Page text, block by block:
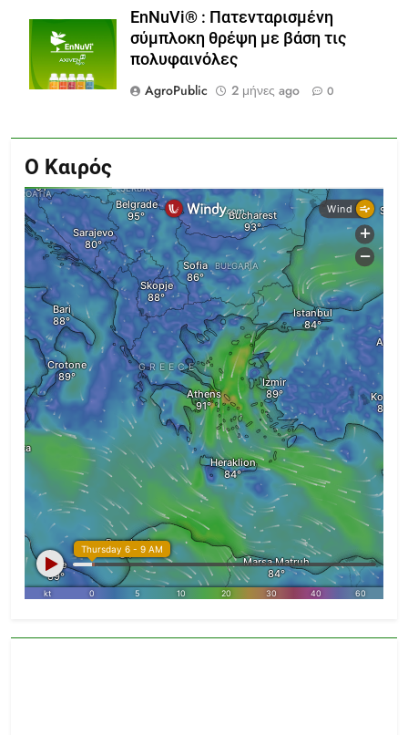
EnNuVi® : Πατενταρισμένη
σύμπλοκη θρέψη με βάση τις
πολυφαινόλες
AgroPublic
2 μήνες ago 0
Ο Καιρός